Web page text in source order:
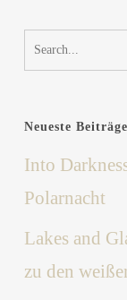
Neueste Beiträge
Into
Polarnacht
Lakes and
zu den